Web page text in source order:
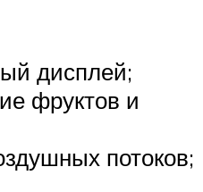
дисплей;
фруктов и
потоков;